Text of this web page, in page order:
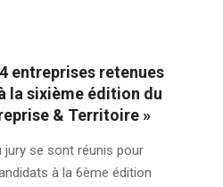
entreprises retenues
la sixième édition du
& Territoire »
jury se sont réunis pour
à la 6ème édition